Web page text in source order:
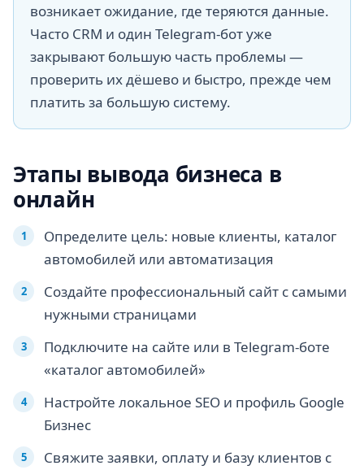
возникает ожидание, где теряются данные.
Часто CRM и один Telegram-бот уже
закрывают большую часть проблемы —
проверить их дёшево и быстро, прежде чем
платить за большую систему.
Этапы вывода бизнеса в
онлайн
Определите цель: новые клиенты, каталог
автомобилей или автоматизация
Создайте профессиональный сайт с самыми
нужными страницами
Подключите на сайте или в Telegram-боте
«каталог автомобилей»
Настройте локальное SEO и профиль Google
Бизнес
Свяжите заявки, оплату и базу клиентов с